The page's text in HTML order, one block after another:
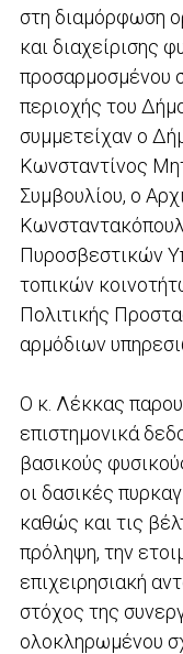
στη διαμόρφωση
και διαχείρισης
προσαρμοσμένου
περιοχής του
συμμετείχαν ο
Κωνσταντίνος
Συμβουλίου, ο
Πυροσβεστικών
τοπικών
Πολιτικής
αρμόδιων
Ο κ. Λέκκας
επιστημονικά
βασικούς
οι δασικές
καθώς και τις
πρόληψη, την
επιχειρησιακή
στόχος της
ολοκληρωμένου